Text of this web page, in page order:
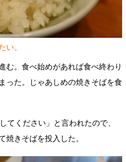
い。
む。食べ始めがあれば食べ終わり
った。じゃあしめの焼きそばを食
てください」と言われたので、
焼きそばを投入した。